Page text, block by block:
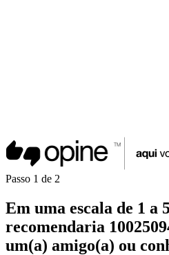
Passo 1 de 2
Em uma escala de 1 a
recomendaria
um(a) amigo(a) ou